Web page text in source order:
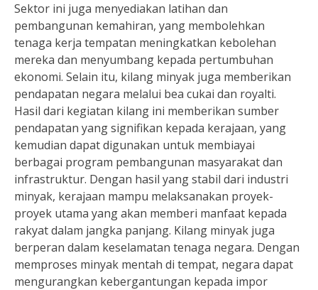
Sektor ini juga menyediakan latihan dan
pembangunan kemahiran, yang membolehkan
tenaga kerja tempatan meningkatkan kebolehan
mereka dan menyumbang kepada pertumbuhan
ekonomi. Selain itu, kilang minyak juga memberikan
pendapatan negara melalui bea cukai dan royalti.
Hasil dari kegiatan kilang ini memberikan sumber
pendapatan yang signifikan kepada kerajaan, yang
kemudian dapat digunakan untuk membiayai
berbagai program pembangunan masyarakat dan
infrastruktur. Dengan hasil yang stabil dari industri
minyak, kerajaan mampu melaksanakan proyek-
proyek utama yang akan memberi manfaat kepada
rakyat dalam jangka panjang. Kilang minyak juga
berperan dalam keselamatan tenaga negara. Dengan
memproses minyak mentah di tempat, negara dapat
mengurangkan kebergantungan kepada impor